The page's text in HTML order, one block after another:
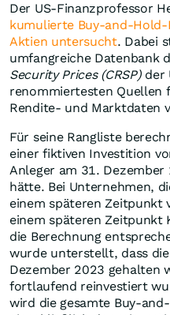
Der US-Finanzprofessor
kumulierte Buy-and-
Aktien untersucht. Dabei
umfangreiche Datenbank
Security Prices (CRSP)der
renommiertesten Quellen
Rendite- und Marktdaten
Für seine Rangliste
einer fiktiven Investition
Anleger am 31.
hätte. Bei Unternehmen,
einem späteren Zeitpunkt
einem späteren Zeitpunkt
die Berechnung
wurde unterstellt, dass
Dezember 2023 gehalten
fortlaufend reinvestiert
wird die gesamte Buy-